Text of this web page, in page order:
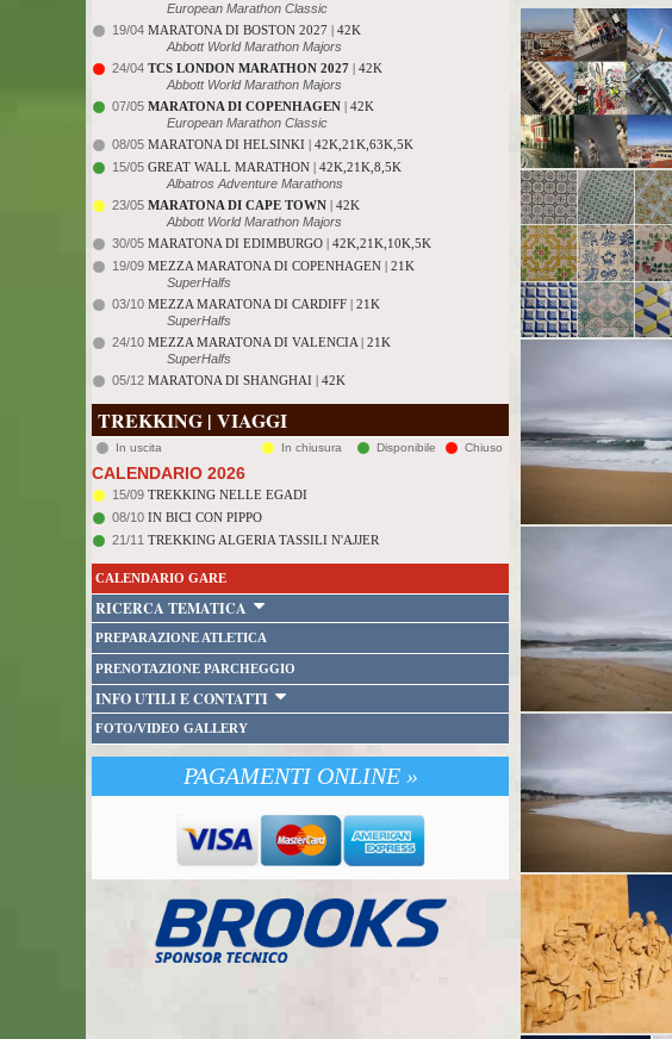
European Marathon Classic
19/04 MARATONA DI BOSTON 2027 | 42K
Abbott World Marathon Majors
24/04 TCS LONDON MARATHON 2027 | 42K
Abbott World Marathon Majors
07/05 MARATONA DI COPENHAGEN | 42K
European Marathon Classic
08/05 MARATONA DI HELSINKI | 42K,21K,63K,5K
15/05 GREAT WALL MARATHON | 42K,21K,8,5K
Albatros Adventure Marathons
23/05 MARATONA DI CAPE TOWN | 42K
Abbott World Marathon Majors
30/05 MARATONA DI EDIMBURGO | 42K,21K,10K,5K
19/09 MEZZA MARATONA DI COPENHAGEN | 21K
SuperHalfs
03/10 MEZZA MARATONA DI CARDIFF | 21K
SuperHalfs
24/10 MEZZA MARATONA DI VALENCIA | 21K
SuperHalfs
05/12 MARATONA DI SHANGHAI | 42K
TREKKING | VIAGGI
In uscita In chiusura Disponibile Chiuso
CALENDARIO 2026
15/09 TREKKING NELLE EGADI
08/10 IN BICI CON PIPPO
21/11 TREKKING ALGERIA TASSILI N'AJJER
CALENDARIO GARE
RICERCA TEMATICA
PREPARAZIONE ATLETICA
PRENOTAZIONE PARCHEGGIO
INFO UTILI E CONTATTI
FOTO/VIDEO GALLERY
PAGAMENTI ONLINE »